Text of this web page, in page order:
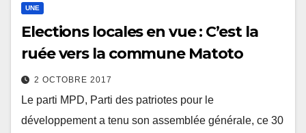
UNE
Elections locales en vue : C’est la
ruée vers la commune Matoto
2 OCTOBRE 2017
Le parti MPD, Parti des patriotes pour le
développement a tenu son assemblée générale, ce 30